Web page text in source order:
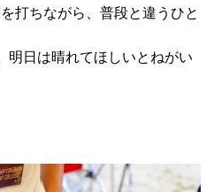
打ちながら、普段と違うひと
明日は晴れてほしいとねがい